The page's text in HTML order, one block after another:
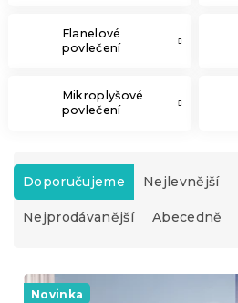
Flanelové
povlečení
Mikroplyšové
povlečení
Ř
z
e
p
Doporučujeme Nejlevnější
Nejprodávanější Abecedně
V
Novinka